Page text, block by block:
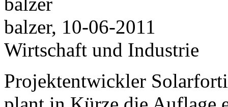
balzer, 10-06-2011
Wirtschaft und Industrie
Projektentwickler